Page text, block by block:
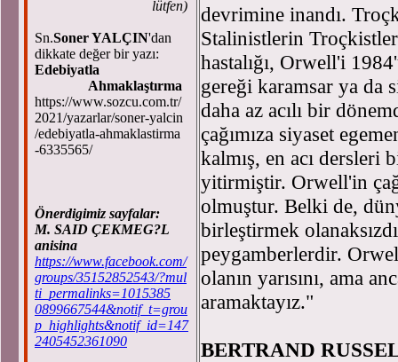
lütfen)
Sn.Soner YALÇIN'dan
dikkate değer bir yazı:
Edebiyatla
Ahmaklaştırma
https://www.sozcu.com.tr/
2021/yazarlar/soner-yalcin
/edebiyatla-ahmaklastirma
-6335565/
Önerdigimiz sayfalar:
M. SAID ÇEKMEG?L
anisina
https://www.facebook.com/
groups/35152852543/?mul
ti_permalinks=1015385
0899667544&notif_t=grou
p_highlights&notif_id=147
2405452361090
devrimine inandı.
Stalinistlerin
hastalığı, Orwell'i
gereği karamsar ya da
daha az acılı bir
çağımıza siyaset
kalmış, en acı
yitirmiştir. Orwell'in
olmuştur. Belki de,
birleştirmek
peygamberlerdir.
olanın yarısını, ama
aramaktayız."
BERTRAND